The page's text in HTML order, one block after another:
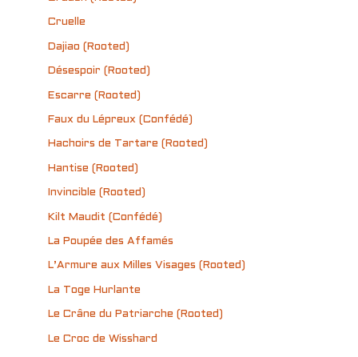
Cruelle
Dajiao (Rooted)
Désespoir (Rooted)
Escarre (Rooted)
Faux du Lépreux (Confédé)
Hachoirs de Tartare (Rooted)
Hantise (Rooted)
Invincible (Rooted)
Kilt Maudit (Confédé)
La Poupée des Affamés
L’Armure aux Milles Visages (Rooted)
La Toge Hurlante
Le Crâne du Patriarche (Rooted)
Le Croc de Wisshard